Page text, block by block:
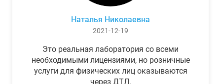
Наталья Николаевна
2021-12-19
Это реальная лаборатория со всеми
необходимыми лицензиями, но розничные
услуги для физических лиц оказываются
через ДТЛ.